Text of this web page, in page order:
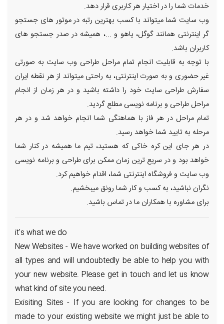
خدمات شما را در اختیار هر کاربری قرار دهد.
وب سایت شما میتواند با کسب بهترین رتبه در موتور های جستجو
گر اینترنتی همانند گوگل، یاهو و ...، همیشه در صدر جستجو های
کاربران باشد.
با توجه به قابلیت انجام تمام مراحل طراحی وب سایت به صورتی
غیر حضوری و به صورت اینترنتی، به راحتی میتواند از هر نقطه ایران
سفارش طراحی سایت خود را داشته باشید و در هر زمان از انجام
مراحل طراحی و برنامه نویسی مطلع گردید.
تمام مراحل در هر فاز با هماهنگی شما انجام خواهد شد و در هر
مرحله به تایید شما خواهد رسید.
در هر جای این کره خاکی که هستید، تیم ما همیشه در کنار شما
خواهد بود و در سریع ترین زمان ممکن برای طراحی و برنامه نویسی
وب سایت و فروشگاه اینترنتی شما، اقدام خواهیم کرد.
نگران نباشید، به کسب و کار شما رونق میبخشیم.
برای مشاوره با همکاران ما در تماس باشید.
it's what we do
New Websites - We have worked on building websites of
all types and will undoubtedly be able to help you with
your new website. Please get in touch and let us know
what kind of site you need.
Exisiting Sites - If you are looking for changes to be
made to your existing website we might just be able to